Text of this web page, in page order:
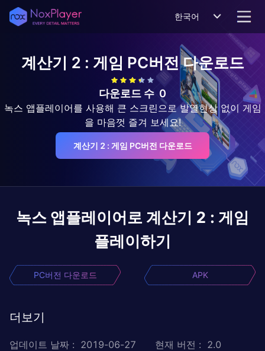
한국어
계산기 2 : 게임 PC버전 다운로드
다운로드 수 0
녹스 앱플레이어를 사용해 큰 스크린으로 발열현상 없이 게임
을 마음껏 즐겨 보세요!
계산기 2 : 게임 PC버전 다운로드
녹스 앱플레이어로 계산기 2 : 게임
플레이하기
PC버전 다운로드 APK
더보기
업데이트 날짜 : 2019-06-27 현재 버전 : 2.0